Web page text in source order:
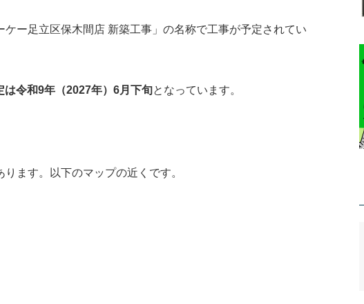
ー足立区保木間店 新築工事」の名称で工事が予定されてい
は令和9年（2027年）6月下旬となっています。
ます。以下のマップの近くです。